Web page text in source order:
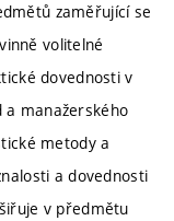
zaměřující se
volitelné
dovednosti v
manažerského
metody a
a dovednosti
v předmětu